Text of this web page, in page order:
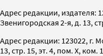
Адрес редакции, издателя:
Звенигородская 2-я, д. 13,
Адрес редакции: 123022, г.
13, стр. 15, эт. 4, пом. X, ком. 1